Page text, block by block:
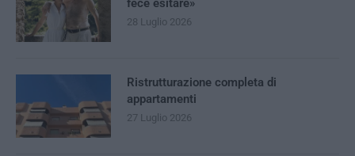
28 Luglio 2026
Ristrutturazione completa di
appartamenti
27 Luglio 2026